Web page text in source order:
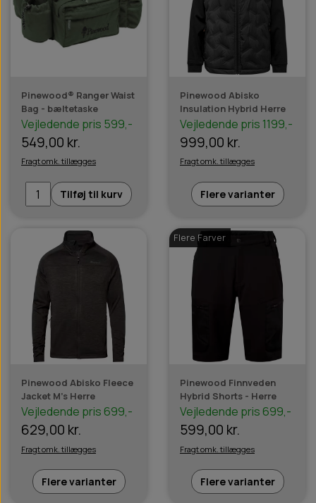
Pinewood® Ranger Waist
Bag - bæltetaske
Vejledende pris 599,-
549,00 kr.
Fragt omk. tillægges
Tilføj til kurv
Pinewood Abisko
Insulation Hybrid Herre
Vejledende pris 1199,-
999,00 kr.
Fragt omk. tillægges
Flere varianter
Pinewood Abisko Fleece
Jacket M's Herre
Vejledende pris 699,-
629,00 kr.
Fragt omk. tillægges
Flere varianter
Flere Farver
Pinewood Finnveden
Hybrid Shorts - Herre
Vejledende pris 699,-
599,00 kr.
Fragt omk. tillægges
Flere varianter